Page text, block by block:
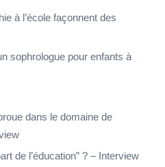
à l’école façonnent des
sophrologue pour enfants à
dans le domaine de
de l’éducation” ? – Interview